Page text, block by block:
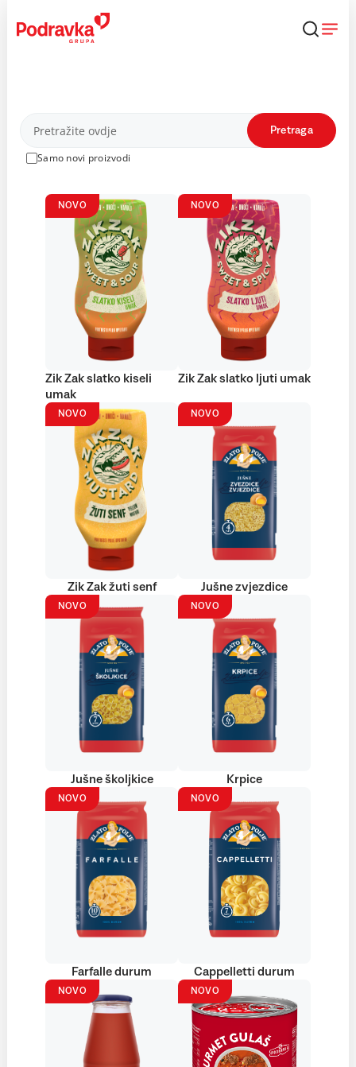
content
Proizvodi
Samo novi proizvodi
Pretraga
NOVO
Zik Zak slatko kiseli
umak
NOVO
Zik Zak slatko ljuti umak
NOVO
Zik Zak žuti senf
NOVO
Jušne zvjezdice
NOVO
Jušne školjkice
NOVO
Krpice
NOVO
Farfalle durum
NOVO
Cappelletti durum
NOVO NOVO